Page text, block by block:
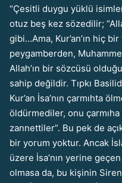
“Çesitli duygu yüklü isimler
otuz beş kez sözedilir;
gibi…Ama, Kur’an’ın hiç
peygamberden,
Allah’ın bir sözcüsü
sahip değildir. Tıpkı
Kur’an İsa’nın çarmıhta
öldürmediler, onu çarmıha
zannettiler”. Bu pek de
bir yorum yoktur. Ancak
üzere İsa’nın yerine
olmasa da, bu kişinin